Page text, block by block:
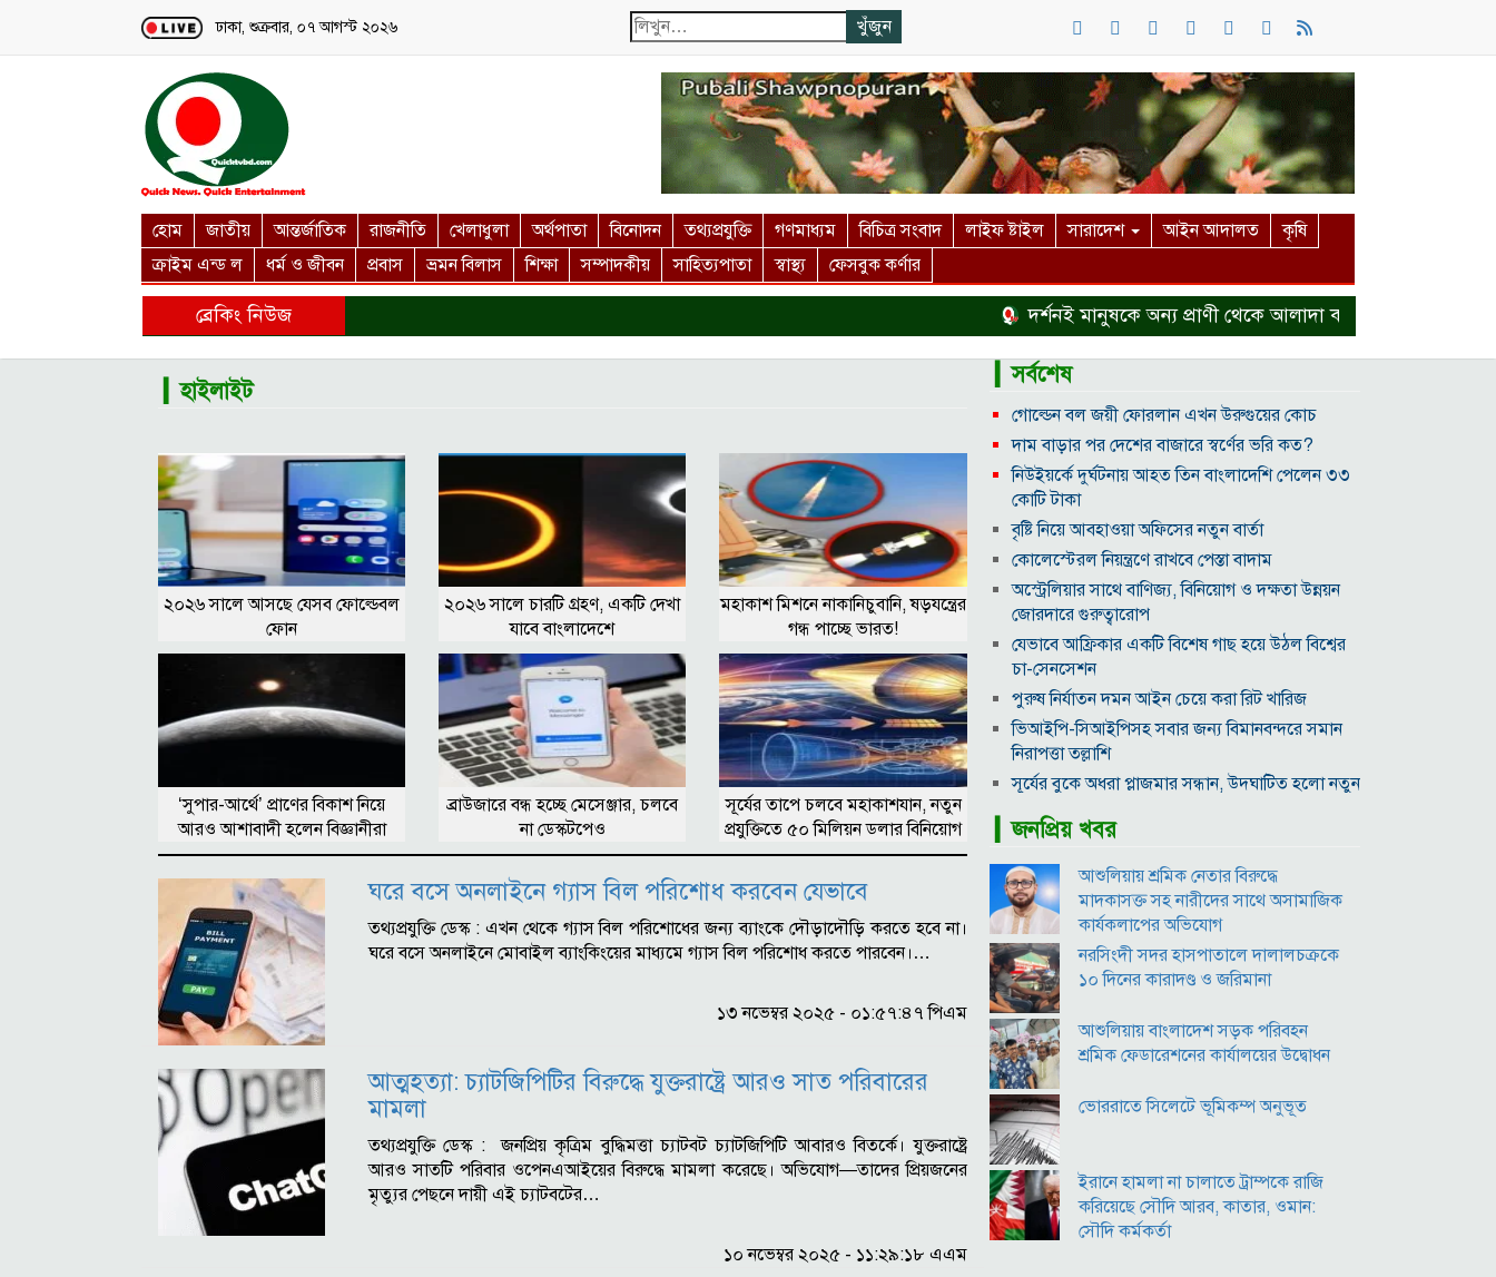
Loading...
ঢাকা, শুক্রবার, ০৭ আগস্ট ২০২৬
হোম জাতীয় আন্তর্জাতিক রাজনীতি খেলাধুলা অর্থপাতা বিনোদন তথ্যপ্রযুক্তি গণমাধ্যম বিচিত্র সংবাদ লাইফ ষ্টাইল সারাদেশ আইন আদালত
কৃষি
ক্রাইম এন্ড ল
ধর্ম ও জীবন প্রবাস ভ্রমন বিলাস শিক্ষা সম্পাদকীয় সাহিত্যপাতা স্বাস্থ্য ফেসবুক কর্ণার
ব্রেকিং নিউজ দর্শনই মানুষকে অন্য প্রাণী থেকে আলাদা করে
▎হাইলাইট
২০২৬ সালে আসছে যেসব ফোল্ডেবল
ফোন
২০২৬ সালে চারটি গ্রহণ, একটি দেখা
যাবে বাংলাদেশে
মহাকাশ মিশনে নাকানিচুবানি, ষড়যন্ত্রের
গন্ধ পাচ্ছে ভারত!
‘সুপার-আর্থে’ প্রাণের বিকাশ নিয়ে
আরও আশাবাদী হলেন বিজ্ঞানীরা
ব্রাউজারে বন্ধ হচ্ছে মেসেঞ্জার, চলবে
না ডেস্কটপেও
সূর্যের তাপে চলবে মহাকাশযান, নতুন
প্রযুক্তিতে ৫০ মিলিয়ন ডলার বিনিয়োগ
ঘরে বসে অনলাইনে গ্যাস বিল পরিশোধ করবেন যেভাবে
তথ্যপ্রযুক্তি ডেস্ক : এখন থেকে গ্যাস বিল পরিশোধের জন্য ব্যাংকে দৌড়াদৌড়ি করতে হবে না।
ঘরে বসে অনলাইনে মোবাইল ব্যাংকিংয়ের মাধ্যমে গ্যাস বিল পরিশোধ করতে পারবেন।…
১৩ নভেম্বর ২০২৫ - ০১:৫৭:৪৭ পিএম
আত্মহত্যা: চ্যাটজিপিটির বিরুদ্ধে যুক্তরাষ্ট্রে আরও সাত পরিবারের
মামলা
তথ্যপ্রযুক্তি ডেস্ক : জনপ্রিয় কৃত্রিম বুদ্ধিমত্তা চ্যাটবট চ্যাটজিপিটি আবারও বিতর্কে। যুক্তরাষ্ট্রে
আরও সাতটি পরিবার ওপেনএআইয়ের বিরুদ্ধে মামলা করেছে। অভিযোগ—তাদের প্রিয়জনের
মৃত্যুর পেছনে দায়ী এই চ্যাটবটের…
১০ নভেম্বর ২০২৫ - ১১:২৯:১৮ এএম
▎সর্বশেষ
গোল্ডেন বল জয়ী ফোরলান এখন উরুগুয়ের কোচ
দাম বাড়ার পর দেশের বাজারে স্বর্ণের ভরি কত?
নিউইয়র্কে দুর্ঘটনায় আহত তিন বাংলাদেশি পেলেন ৩৩
কোটি টাকা
বৃষ্টি নিয়ে আবহাওয়া অফিসের নতুন বার্তা
কোলেস্টেরল নিয়ন্ত্রণে রাখবে পেস্তা বাদাম
অস্ট্রেলিয়ার সাথে বাণিজ্য, বিনিয়োগ ও দক্ষতা উন্নয়ন
জোরদারে গুরুত্বারোপ
যেভাবে আফ্রিকার একটি বিশেষ গাছ হয়ে উঠল বিশ্বের
চা-সেনসেশন
পুরুষ নির্যাতন দমন আইন চেয়ে করা রিট খারিজ
ভিআইপি-সিআইপিসহ সবার জন্য বিমানবন্দরে সমান
নিরাপত্তা তল্লাশি
সূর্যের বুকে অধরা প্লাজমার সন্ধান, উদ্ঘাটিত হলো নতুন
উপমহাদেশের প্রভাবশালী ১০ সুফি সাধক
প্রতারণা মামলায় সালমান খানকে আদালতে তলব
কোটি টাকার মৃত্যু ভাতার লোভে সেনাদের বিয়ে, সামনে
এলো চাঞ্চল্যকর অভিযোগ
হিরোশিমা-নাগাসাকি হামলার ৮১ বছর: বর্তমান বিশ্বে
পারমাণবিক পরিস্থিতি কি?
বাংলাদেশি টাকায় আজকের মুদ্রা বিনিময় হার
▎জনপ্রিয় খবর
আশুলিয়ায় শ্রমিক নেতার বিরুদ্ধে
মাদকাসক্ত সহ নারীদের সাথে অসামাজিক
কার্যকলাপের অভিযোগ
নরসিংদী সদর হাসপাতালে দালালচক্রকে
১০ দিনের কারাদণ্ড ও জরিমানা
আশুলিয়ায় বাংলাদেশ সড়ক পরিবহন
শ্রমিক ফেডারেশনের কার্যালয়ের উদ্বোধন
ভোররাতে সিলেটে ভূমিকম্প অনুভূত
ইরানে হামলা না চালাতে ট্রাম্পকে রাজি
করিয়েছে সৌদি আরব, কাতার, ওমান:
সৌদি কর্মকর্তা